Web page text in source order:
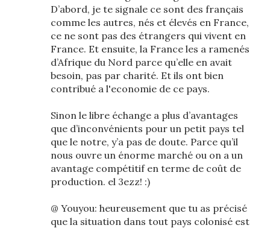
D’abord, je te signale ce sont des français
comme les autres, nés et élevés en France,
ce ne sont pas des étrangers qui vivent en
France. Et ensuite, la France les a ramenés
d’Afrique du Nord parce qu’elle en avait
besoin, pas par charité. Et ils ont bien
contribué a l'economie de ce pays.
Sinon le libre échange a plus d’avantages
que d’inconvénients pour un petit pays tel
que le notre, y’a pas de doute. Parce qu’il
nous ouvre un énorme marché ou on a un
avantage compétitif en terme de coût de
production. el 3ezz! :)
@ Youyou: heureusement que tu as précisé
que la situation dans tout pays colonisé est